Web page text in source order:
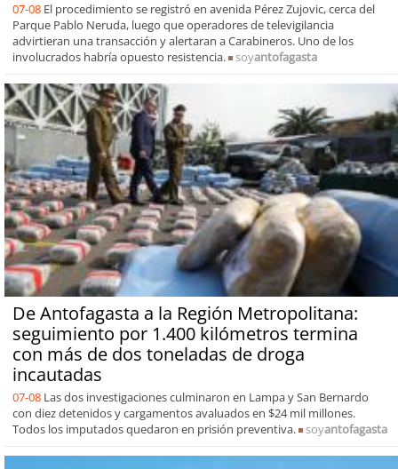
07-08 El procedimiento se registró en avenida Pérez Zujovic, cerca del
Parque Pablo Neruda, luego que operadores de televigilancia
advirtieran una transacción y alertaran a Carabineros. Uno de los
involucrados habría opuesto resistencia.
soyantofagasta
De Antofagasta a la Región Metropolitana:
seguimiento por 1.400 kilómetros termina
con más de dos toneladas de droga
incautadas
07-08 Las dos investigaciones culminaron en Lampa y San Bernardo
con diez detenidos y cargamentos avaluados en $24 mil millones.
Todos los imputados quedaron en prisión preventiva.
soyantofagasta